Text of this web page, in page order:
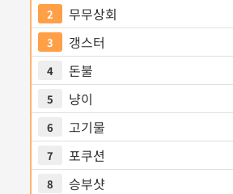
2 무무상회
3 갱스터
4 돈불
5 냥이
6 고기물
7 포쿠션
8 승부샷